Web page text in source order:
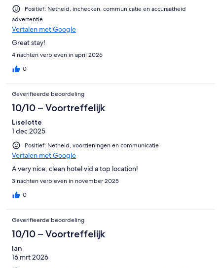
Positief: Netheid, inchecken, communicatie en accuraatheid
advertentie
Vertalen met Google
Great stay!
4 nachten verbleven in april 2026
0
Geverifieerde beoordeling
10/10 – Voortreffelijk
Liselotte
1 dec 2025
Positief: Netheid, voorzieningen en communicatie
Vertalen met Google
A very nice, clean hotel vid a top location!
3 nachten verbleven in november 2025
0
Geverifieerde beoordeling
10/10 – Voortreffelijk
Ian
16 mrt 2026